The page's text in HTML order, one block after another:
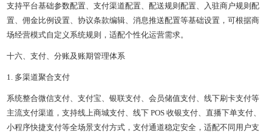
支持平台基础参数配置、支付渠道配置、配送规则配置、入驻商户规则配
置、佣金比例设置、协议条款编辑、消息推送配置等基础设置，可根据商
场经营模式自定义系统规则，适配个性化运营需求。
十六、支付、分账及账期管理体系
1. 多渠道聚合支付
系统整合微信支付、支付宝、银联支付、会员储值支付、线下刷卡支付等
主流支付渠道，支持线上商城支付、线下 POS 收银支付、直播下单支付、
小程序快捷支付等全场景支付方式，支付通道稳定安全，适配不同用户支